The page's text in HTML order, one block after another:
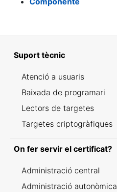
Suport tècnic
Atenció a usuaris
Baixada de programari
Lectors de targetes
Targetes criptogràfiques
On fer servir el certificat?
Administració central
Administració autonòmica